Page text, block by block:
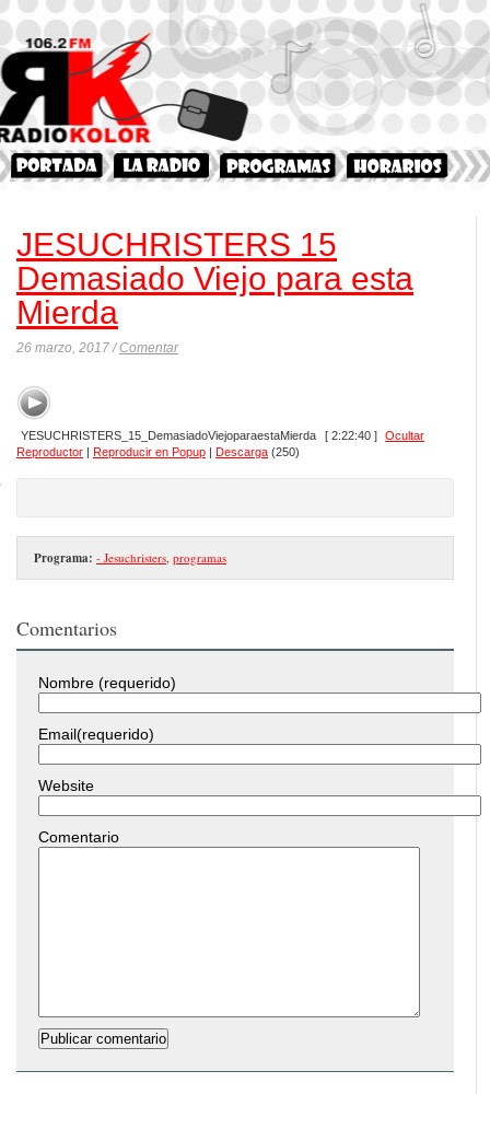
JESUCHRISTERS 15
Demasiado Viejo para esta
Mierda
26 marzo, 2017 /Comentar
YESUCHRISTERS_15_DemasiadoViejoparaestaMierda [ 2:22:40 ]
Ocultar
Reproductor | Reproducir en Popup | Descarga (250)
Programa: - Jesuchristers programas
Comentarios
Nombre (requerido)
Email(requerido)
Website
Comentario